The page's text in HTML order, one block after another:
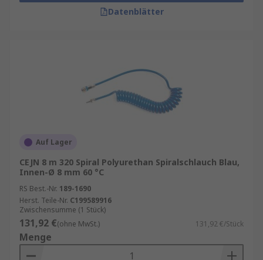
Datenblätter
Auf Lager
CEJN 8 m 320 Spiral Polyurethan Spiralschlauch Blau,
Innen-Ø 8 mm 60 °C
RS Best.-Nr. 189-1690
Herst. Teile-Nr. C199589916
Zwischensumme (1 Stück)
131,92 €(ohne MwSt.) 131,92 €/Stück
Menge